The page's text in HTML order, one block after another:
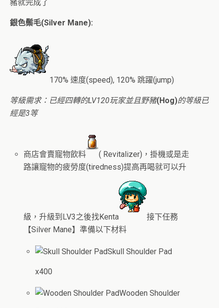
豬就完成了
銀色鬃毛(Silver Mane):
170% 速度(speed), 120% 跳躍(jump)
等級需求：已經四轉的LV120玩家並且野豬(Hog)的等級已
經是3等
商店會賣寵物飲料
( Revitalizer)，掛機或是走
路讓寵物的疲勞度(tiredness)提高再喝就可以升
級，升級到LV3之後找Kenta
接下任務
【Silver Mane】準備以下材料
Skull Shoulder Pad
x400
Wooden Shoulder